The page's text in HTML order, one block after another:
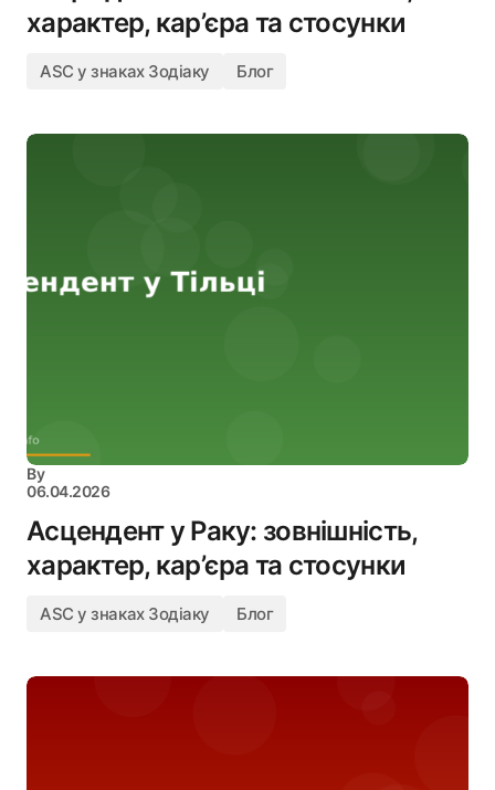
характер, кар’єра та стосунки
ASC у знаках Зодіаку Блог
By
06.04.2026
Асцендент у Раку: зовнішність,
характер, кар’єра та стосунки
ASC у знаках Зодіаку Блог